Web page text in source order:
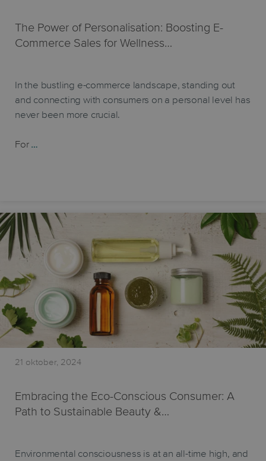
The Power of Personalisation: Boosting E-
Commerce Sales for Wellness…
In the bustling e-commerce landscape, standing out
and connecting with consumers on a personal level has
never been more crucial.
For…
21 oktober, 2024
Embracing the Eco-Conscious Consumer: A
Path to Sustainable Beauty &…
Environmental consciousness is at an all-time high, and